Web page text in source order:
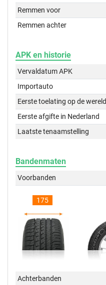
Remmen voor
Remmen achter
APK en historie
Vervaldatum APK
Importauto
Eerste toelating op de wereld
Eerste afgifte in Nederland
Laatste tenaamstelling
Bandenmaten
Voorbanden
175
Achterbanden